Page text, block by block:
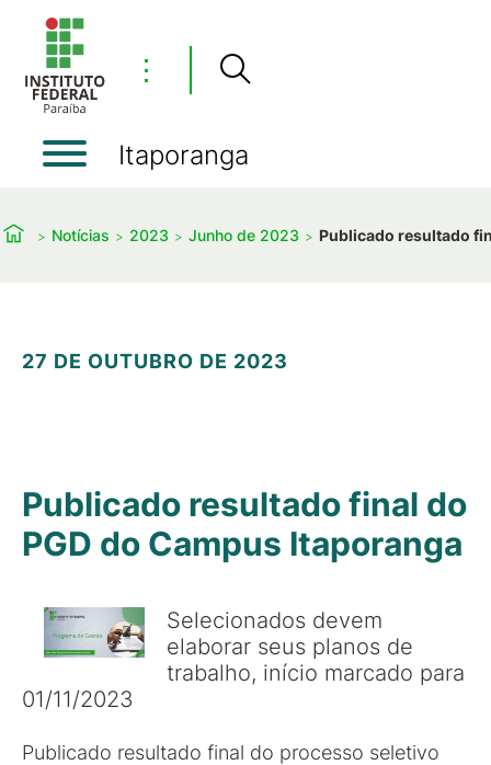
⋮
Itaporanga
Notícias 2023 Junho de 2023 Publicado resultado
27 DE OUTUBRO DE 2023
Publicado resultado final do
PGD do Campus Itaporanga
Selecionados devem
elaborar seus planos de
trabalho, início marcado para
01/11/2023
Publicado resultado final do processo seletivo